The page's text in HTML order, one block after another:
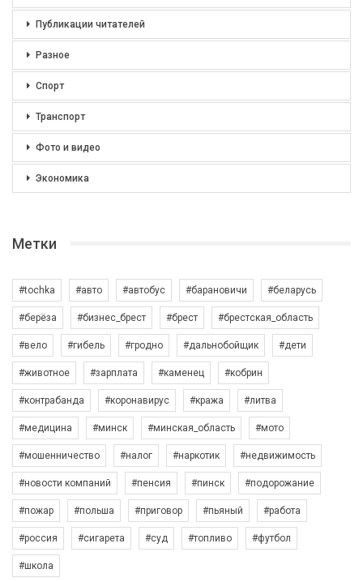
Публикации читателей
Разное
Спорт
Транспорт
Фото и видео
Экономика
Метки
#tochka #авто #автобус #барановичи #беларусь
#берёза #бизнес_брест #брест #брестская_область
#вело #гибель #гродно #дальнобойщик #дети
#животное #зарплата #каменец #кобрин
#контрабанда #коронавирус #кража #литва
#медицина #минск #минская_область #мото
#мошенничество #налог #наркотик #недвижимость
#новости компаний #пенсия #пинск #подорожание
#пожар #польша #приговор #пьяный #работа
#россия #сигарета #суд #топливо #футбол
#школа